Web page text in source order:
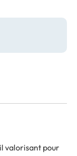
valorisant pour